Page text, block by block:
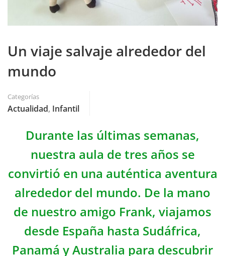
Un viaje salvaje alrededor del
mundo
Categorías
Actualidad, Infantil
Durante las últimas semanas,
nuestra aula de tres años se
convirtió en una auténtica aventura
alrededor del mundo. De la mano
de nuestro amigo Frank, viajamos
desde España hasta Sudáfrica,
Panamá y Australia para descubrir